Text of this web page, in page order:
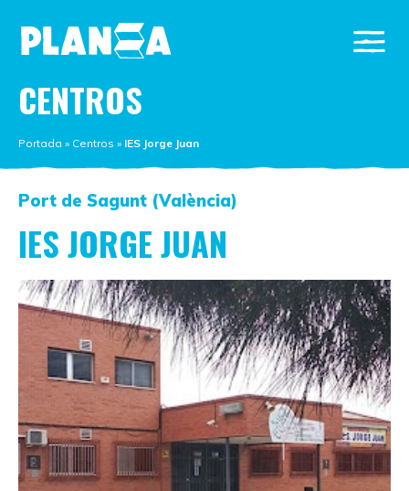
CENTROS
Portada » Centros » IES Jorge Juan
Port de Sagunt (València)
IES JORGE JUAN